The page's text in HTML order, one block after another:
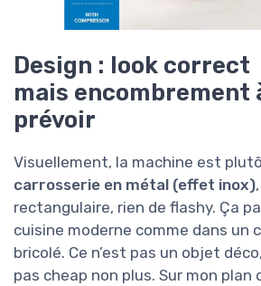
Design : look correct
mais encombrement
prévoir
Visuellement, la machine est
carrosserie en métal (effet inox)
rectangulaire, rien de flashy. Ça
cuisine moderne comme dans un
bricolé. Ce n’est pas un objet
pas cheap non plus. Sur mon plan